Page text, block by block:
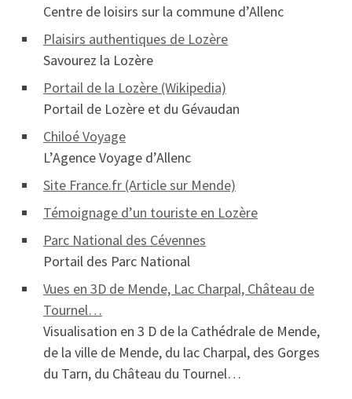
Centre de loisirs sur la commune d’Allenc
Plaisirs authentiques de Lozère
Savourez la Lozère
Portail de la Lozère (Wikipedia)
Portail de Lozère et du Gévaudan
Chiloé Voyage
L’Agence Voyage d’Allenc
Site France.fr (Article sur Mende)
Témoignage d’un touriste en Lozère
Parc National des Cévennes
Portail des Parc National
Vues en 3D de Mende, Lac Charpal, Château de
Tournel…
Visualisation en 3 D de la Cathédrale de Mende,
de la ville de Mende, du lac Charpal, des Gorges
du Tarn, du Château du Tournel…